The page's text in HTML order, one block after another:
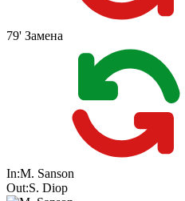
79' Замена
In:M. Sanson
Out:S. Diop